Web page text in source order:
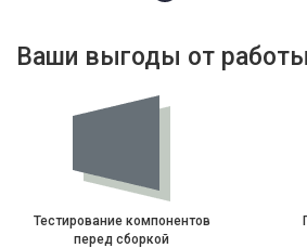
Ваши выгоды от
Тестирование компонентов
перед сборкой